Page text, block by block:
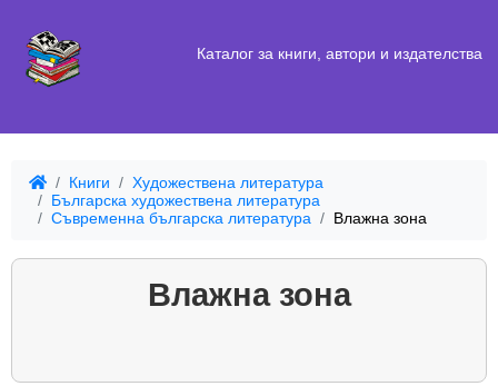
Каталог за книги, автори и издателства
Книги
Художествена литература
Българска художествена литература
Съвременна българска литература
Влажна зона
Влажна зона